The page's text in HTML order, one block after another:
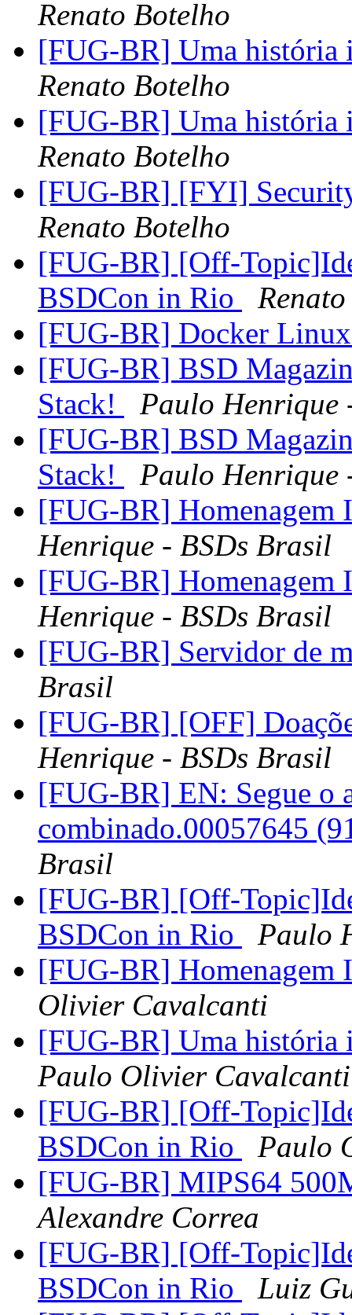
Renato Botelho
[FUG-BR] Uma história
Renato Botelho
[FUG-BR] Uma história
Renato Botelho
[FUG-BR] [FYI]
Renato Botelho
[FUG-BR] [Off-
BSDCon in Rio
[FUG-BR] Docker
[FUG-BR] BSD
Stack!
Paulo Henrique
[FUG-BR] BSD
Stack!
Paulo Henrique
[FUG-BR]
Henrique - BSDs Brasil
[FUG-BR]
Henrique - BSDs Brasil
[FUG-BR] Servidor de
Brasil
[FUG-BR] [OFF]
Henrique - BSDs Brasil
[FUG-BR] EN: Segue o
combinado.00057645
Brasil
[FUG-BR] [Off-
BSDCon in Rio
Paulo
[FUG-BR]
Olivier Cavalcanti
[FUG-BR] Uma história
Paulo Olivier Cavalcanti
[FUG-BR] [Off-
BSDCon in Rio
Paulo
[FUG-BR] MIPS64
Alexandre Correa
[FUG-BR] [Off-
BSDCon in Rio
Luiz